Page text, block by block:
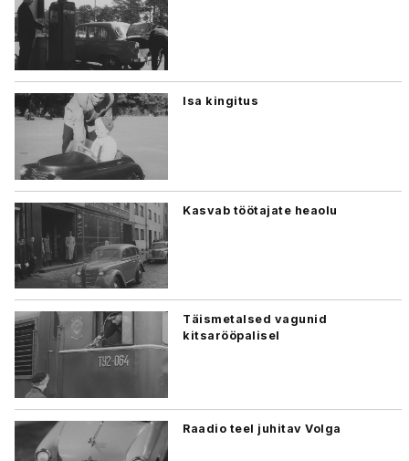
Isa kingitus
Kasvab töötajate heaolu
Täismetalsed vagunid
kitsarööpalisel
Raadio teel juhitav Volga